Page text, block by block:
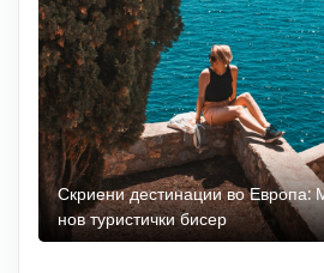
Скриени дестинации во Европа:
нов туристички бисер